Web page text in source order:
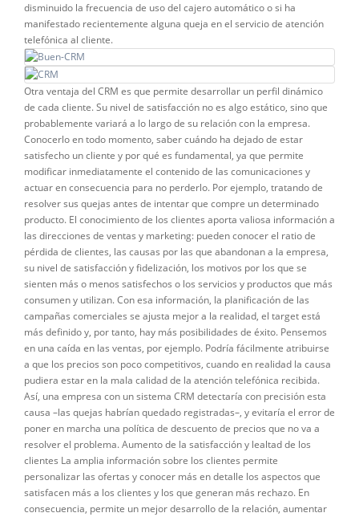
disminuido la frecuencia de uso del cajero automático o si ha
manifestado recientemente alguna queja en el servicio de atención
telefónica al cliente.
Otra ventaja del CRM es que permite desarrollar un perfil dinámico
de cada cliente. Su nivel de satisfacción no es algo estático, sino que
probablemente variará a lo largo de su relación con la empresa.
Conocerlo en todo momento, saber cuándo ha dejado de estar
satisfecho un cliente y por qué es fundamental, ya que permite
modificar inmediatamente el contenido de las comunicaciones y
actuar en consecuencia para no perderlo. Por ejemplo, tratando de
resolver sus quejas antes de intentar que compre un determinado
producto. El conocimiento de los clientes aporta valiosa información a
las direcciones de ventas y marketing: pueden conocer el ratio de
pérdida de clientes, las causas por las que abandonan a la empresa,
su nivel de satisfacción y fidelización, los motivos por los que se
sienten más o menos satisfechos o los servicios y productos que más
consumen y utilizan. Con esa información, la planificación de las
campañas comerciales se ajusta mejor a la realidad, el target está
más definido y, por tanto, hay más posibilidades de éxito. Pensemos
en una caída en las ventas, por ejemplo. Podría fácilmente atribuirse
a que los precios son poco competitivos, cuando en realidad la causa
pudiera estar en la mala calidad de la atención telefónica recibida.
Así, una empresa con un sistema CRM detectaría con precisión esta
causa –las quejas habrían quedado registradas–, y evitaría el error de
poner en marcha una política de descuento de precios que no va a
resolver el problema. Aumento de la satisfacción y lealtad de los
clientes La amplia información sobre los clientes permite
personalizar las ofertas y conocer más en detalle los aspectos que
satisfacen más a los clientes y los que generan más rechazo. En
consecuencia, permite un mejor desarrollo de la relación, aumentar